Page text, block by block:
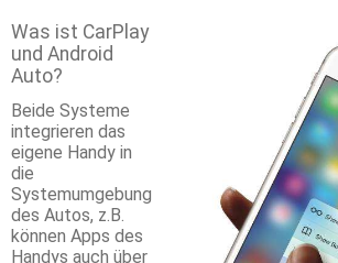
Was ist CarPlay
und Android
Auto?
Beide Systeme
integrieren das
eigene Handy in
die
Systemumgebung
des Autos, z.B.
können Apps des
Handys auch über